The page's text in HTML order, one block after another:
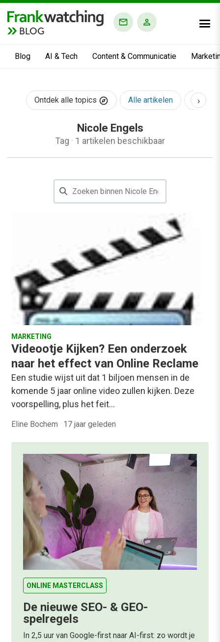
BLOG
Blog AI & Tech Content & Communicatie
Ontdek alle topics Alle artikelen AI &
›
Nicole Engels
Tag · 1 artikelen beschikbaar
MARKETING
Videootje Kijken? Een onderzoek
naar het effect van Online Reclame
Een studie wijst uit dat 1 biljoen mensen in de
komende 5 jaar online video zullen kijken. Deze
voorspelling, plus het feit…
Eline Bochem · 17 jaar geleden
ONLINE MASTERCLASS
De nieuwe SEO- & GEO-
spelregels
In 2,5 uur van Google-first naar AI-first: zo wordt je